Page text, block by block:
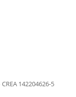
142204626-5